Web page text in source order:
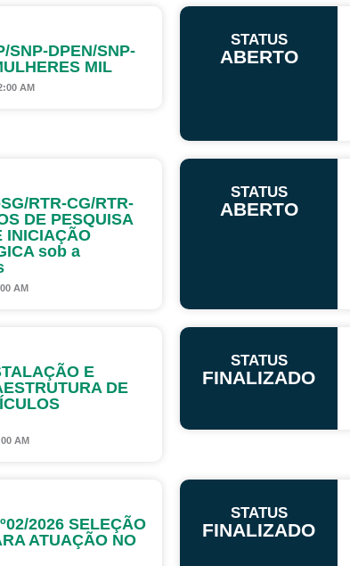
SNP-DPEN/SNP-
MIL
AM
STATUS
ABERTO
RTR-CG/RTR-
DE PESQUISA
INICIAÇÃO
sob a
AM
STATUS
ABERTO
E
DE
AM
STATUS
FINALIZADO
2026 SELEÇÃO
ATUAÇÃO NO
STATUS
FINALIZADO